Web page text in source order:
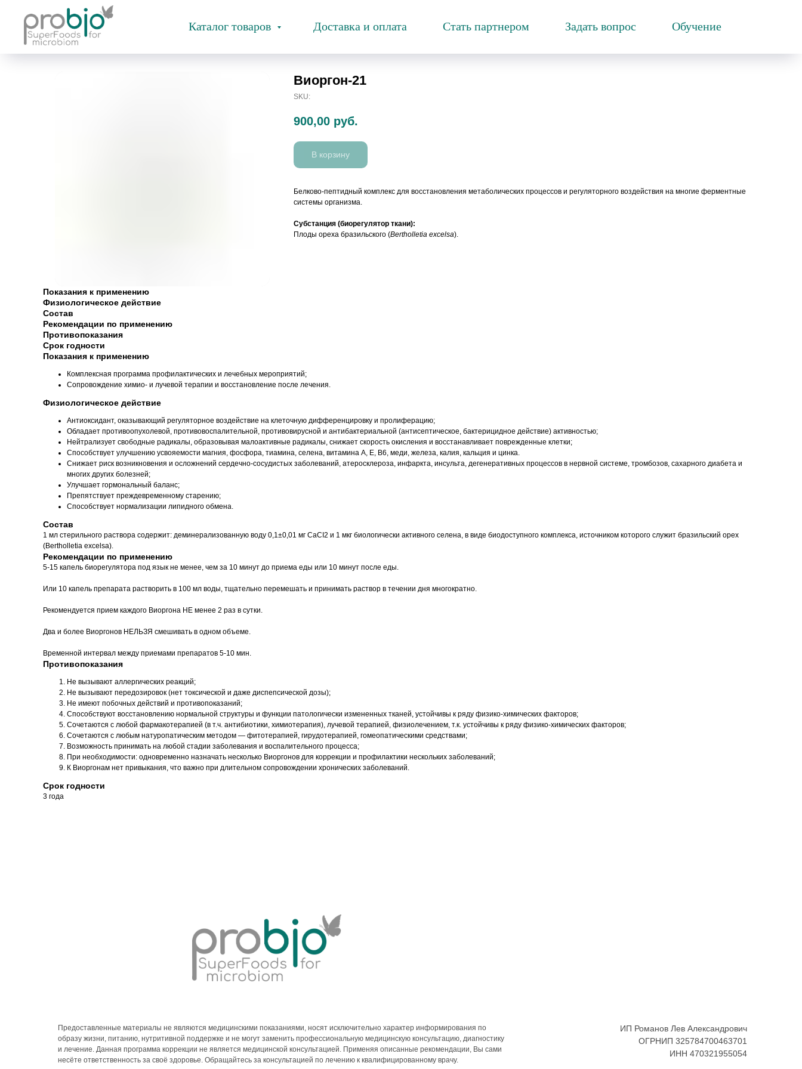
Каталог товаров Доставка и оплата Стать партнером Задать вопрос Обучение
Виоргон-21
SKU:
900,00 руб.
В корзину
Белково-пептидный комплекс для восстановления метаболических процессов и регуляторного воздействия на многие ферментные
системы организма.
Субстанция (биорегулятор ткани):
Плоды ореха бразильского (Bertholletia excelsa).
Показания к применению
Физиологическое действие
Состав
Рекомендации по применению
Противопоказания
Срок годности
Показания к применению
Комплексная программа профилактических и лечебных мероприятий;
Сопровождение химио- и лучевой терапии и восстановление после лечения.
Физиологическое действие
Антиоксидант, оказывающий регуляторное воздействие на клеточную дифференцировку и пролиферацию;
Обладает противоопухолевой, противовоспалительной, противовирусной и антибактериальной (антисептическое, бактерицидное действие) активностью;
Нейтрализует свободные радикалы, образовывая малоактивные радикалы, снижает скорость окисления и восстанавливает поврежденные клетки;
Способствует улучшению усвояемости магния, фосфора, тиамина, селена, витамина А, Е, В6, меди, железа, калия, кальция и цинка.
Снижает риск возникновения и осложнений сердечно-сосудистых заболеваний, атеросклероза, инфаркта, инсульта, дегенеративных процессов в нервной системе, тромбозов, сахарного диабета и
многих других болезней;
Улучшает гормональный баланс;
Препятствует преждевременному старению;
Способствует нормализации липидного обмена.
Состав
1 мл стерильного раствора содержит: деминерализованную воду 0,1±0,01 мг СаСI2 и 1 мкг биологически активного селена, в виде биодоступного комплекса, источником которого служит бразильский орех
(Bertholletia excelsa).
Рекомендации по применению
5-15 капель биорегулятора под язык не менее, чем за 10 минут до приема еды или 10 минут после еды.
Или 10 капель препарата растворить в 100 мл воды, тщательно перемешать и принимать раствор в течении дня многократно.
Рекомендуется прием каждого Виоргона НЕ менее 2 раз в сутки.
Два и более Виоргонов НЕЛЬЗЯ смешивать в одном объеме.
Временной интервал между приемами препаратов 5-10 мин.
Противопоказания
Не вызывают аллергических реакций;
Не вызывают передозировок (нет токсической и даже диспепсической дозы);
Не имеют побочных действий и противопоказаний;
Способствуют восстановлению нормальной структуры и функции патологически измененных тканей, устойчивы к ряду физико-химических факторов;
Сочетаются с любой фармакотерапией (в т.ч. антибиотики, химиотерапия), лучевой терапией, физиолечением, т.к. устойчивы к ряду физико-химических факторов;
Сочетаются с любым натуропатическим методом — фитотерапией, гирудотерапией, гомеопатическими средствами;
Возможность принимать на любой стадии заболевания и воспалительного процесса;
При необходимости: одновременно назначать несколько Виоргонов для коррекции и профилактики нескольких заболеваний;
К Виоргонам нет привыкания, что важно при длительном сопровождении хронических заболеваний.
Срок годности
3 года
Предоставленные материалы не являются медицинскими показаниями, носят исключительно характер информирования по
образу жизни, питанию, нутритивной поддержке и не могут заменить профессиональную медицинскую консультацию, диагностику
и лечение. Данная программа коррекции не является медицинской консультацией. Применяя описанные рекомендации, Вы сами
несёте ответственность за своё здоровье. Обращайтесь за консультацией по лечению к квалифицированному врачу.
ИП Романов Лев Александрович
ОГРНИП 325784700463701
ИНН 470321955054